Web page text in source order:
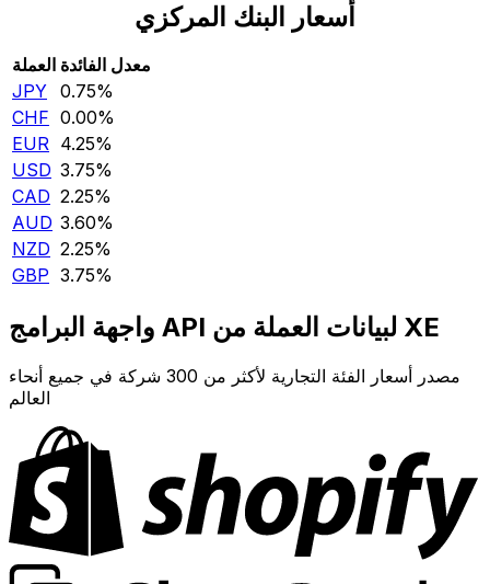
أسعار البنك المركزي
العملة معدل الفائدة
JPY 0.75‎%‎
CHF 0.00‎%‎
EUR 4.25‎%‎
USD 3.75‎%‎
CAD 2.25‎%‎
AUD 3.60‎%‎
NZD 2.25‎%‎
GBP 3.75‎%‎
واجهة البرامج API لبيانات العملة من XE
مصدر أسعار الفئة التجارية لأكثر من 300 شركة في جميع أنحاء
العالم